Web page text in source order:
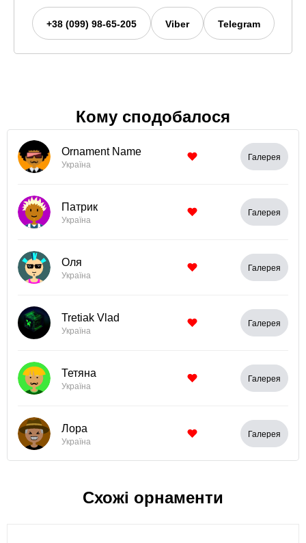
+38 (099) 98-65-205 Viber Telegram
Кому сподобалося
Ornament Name
Україна
Галерея
Патрик
Україна
Галерея
Оля
Україна
Галерея
Tretiak Vlad
Україна
Галерея
Тетяна
Україна
Галерея
Лора
Україна
Галерея
Схожі орнаменти